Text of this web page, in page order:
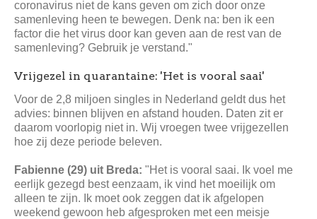
coronavirus niet de kans geven om zich door onze
samenleving heen te bewegen. Denk na: ben ik een
factor die het virus door kan geven aan de rest van de
samenleving? Gebruik je verstand."
Vrijgezel in quarantaine: 'Het is vooral saai'
Voor de 2,8 miljoen singles in Nederland geldt dus het
advies: binnen blijven en afstand houden. Daten zit er
daarom voorlopig niet in. Wij vroegen twee vrijgezellen
hoe zij deze periode beleven.
Fabienne (29) uit Breda: "Het is vooral saai. Ik voel me
eerlijk gezegd best eenzaam, ik vind het moeilijk om
alleen te zijn. Ik moet ook zeggen dat ik afgelopen
weekend gewoon heb afgesproken met een meisje